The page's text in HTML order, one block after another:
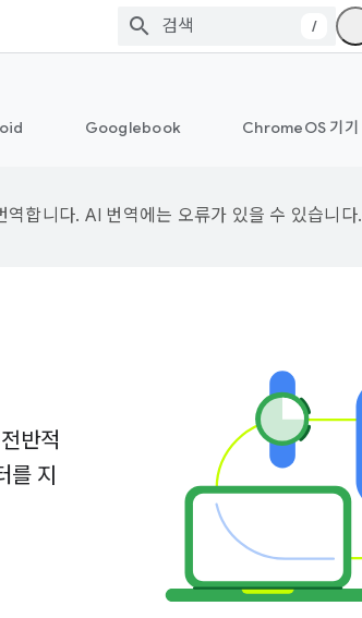
/
Googlebook ChromeOS 기기
합니다. AI 번역에는 오류가 있을 수 있습니다.
반적
를 지